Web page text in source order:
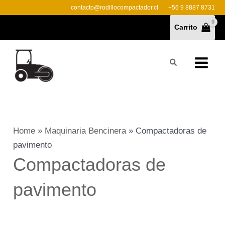
contacto@rodillocompactador.cl +56 9 8887 8731
Carrito
Buscar
Home » Maquinaria Bencinera » Compactadoras de
pavimento
Compactadoras de
pavimento